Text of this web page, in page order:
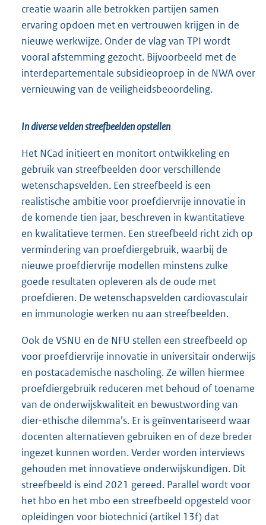
creatie waarin alle betrokken partijen samen
ervaring opdoen met en vertrouwen krijgen in de
nieuwe werkwijze. Onder de vlag van TPI wordt
vooral afstemming gezocht. Bijvoorbeeld met de
interdepartementale subsidieoproep in de NWA over
vernieuwing van de veiligheidsbeoordeling.
In diverse velden streefbeelden opstellen
Het NCad initieert en monitort ontwikkeling en
gebruik van streefbeelden door verschillende
wetenschapsvelden. Een streefbeeld is een
realistische ambitie voor proefdiervrije innovatie in
de komende tien jaar, beschreven in kwantitatieve
en kwalitatieve termen. Een streefbeeld richt zich op
vermindering van proefdiergebruik, waarbij de
nieuwe proefdiervrije modellen minstens zulke
goede resultaten opleveren als de oude met
proefdieren. De wetenschapsvelden cardiovasculair
en immunologie werken nu aan streefbeelden.
Ook de VSNU en de NFU stellen een streefbeeld op
voor proefdiervrije innovatie in universitair onderwijs
en postacademische nascholing. Ze willen hiermee
proefdiergebruik reduceren met behoud of toename
van de onderwijskwaliteit en bewustwording van
dier-ethische dilemma’s. Er is geïnventariseerd waar
docenten alternatieven gebruiken en of deze breder
ingezet kunnen worden. Verder worden interviews
gehouden met innovatieve onderwijskundigen. Dit
streefbeeld is eind 2021 gereed. Parallel wordt voor
het hbo en het mbo een streefbeeld opgesteld voor
opleidingen voor biotechnici (artikel 13f) dat